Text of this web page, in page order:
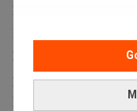
högren aluminium
Mining.com
Missa inte:
Island
problemet. Realtid
Metallen används i